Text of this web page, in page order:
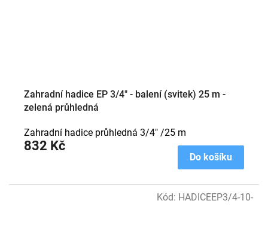
Zahradní hadice EP 3/4" - balení (svitek) 25 m -
zelená průhledná
832 Kč
Do košíku
Zahradní hadice průhledná 3/4" /25 m
Kód: HADICEEP3/4-10-